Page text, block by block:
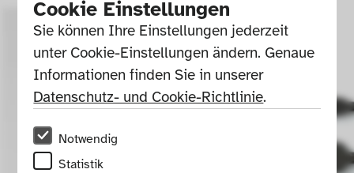
Cookie Einstellungen
Sie können Ihre Einstellungen jederzeit
unter Cookie-Einstellungen ändern. Genaue
Informationen finden Sie in unserer
Datenschutz- und Cookie-Richtlinie.
Notwendig
Statistik